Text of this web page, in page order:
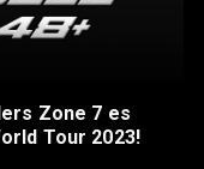
Zone 7 es
Tour 2023!